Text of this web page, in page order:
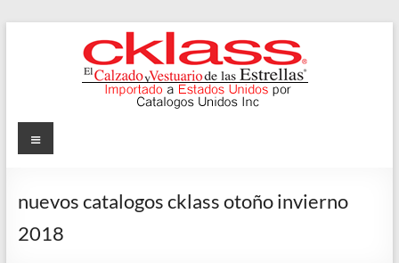
Cklass
y
Vestuario
Menu
nuevos catalogos cklass otoño invierno
2018